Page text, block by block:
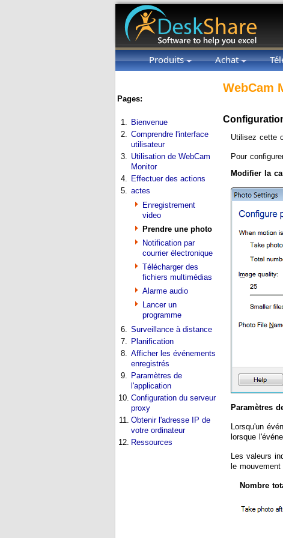
Produits Achat
Pages:
1. Bienvenue
2. Comprendre l'interface
utilisateur
3. Utilisation de WebCam
Monitor
4. Effectuer des actions
5. actes
Enregistrement
video
Prendre une photo
Notification par
courrier électronique
Télécharger des
fichiers multimédias
Alarme audio
Lancer un
programme
6. Surveillance à distance
7. Planification
8. Afficher les événements
enregistrés
9. Paramètres de
l'application
10. Configuration du serveur
proxy
11. Obtenir l'adresse IP de
votre ordinateur
12. Ressources
WebCam
Utilisez cette
Pour
Modifier la
Paramètres
Lorsqu'un
lorsque
Les valeurs
le
Nombre